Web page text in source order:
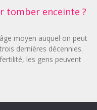
tomber enceinte ?
moyen auquel on peut
dernières décennies.
les gens peuvent